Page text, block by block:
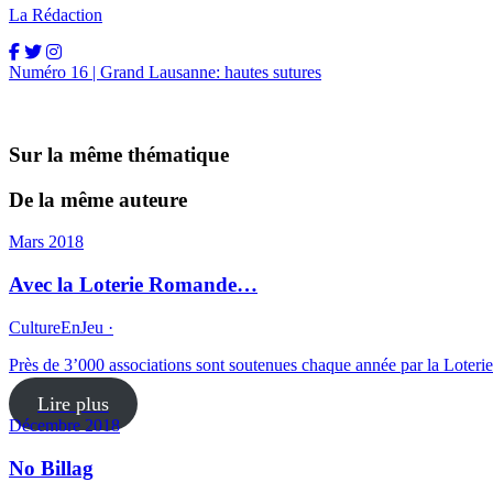
La Rédaction
Numéro 16 | Grand Lausanne: hautes sutures
Sur la même thématique
De la même auteure
Mars 2018
Avec la Loterie Romande…
CultureEnJeu ·
Près de 3’000 associations sont soutenues chaque année par la
Lire plus
Décembre 2018
No Billag